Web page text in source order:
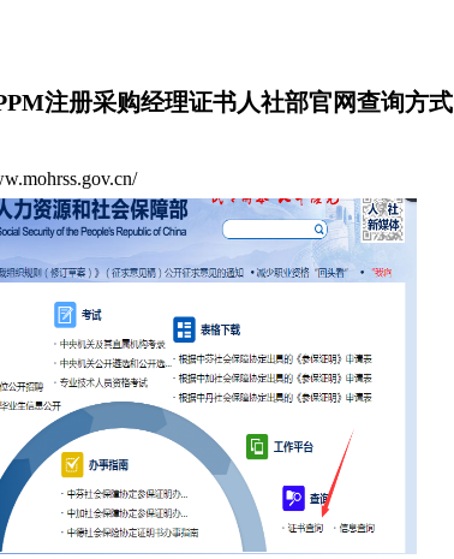
注册采购经理证书人社部官网查询方式